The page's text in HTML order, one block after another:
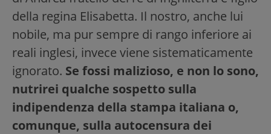
della regina Elisabetta. Il nostro, anche lui
nobile, ma pur sempre di rango inferiore ai
reali inglesi, invece viene sistematicamente
ignorato. Se fossi malizioso, e non lo sono,
nutrirei qualche sospetto sulla
indipendenza della stampa italiana o,
comunque, sulla autocensura dei